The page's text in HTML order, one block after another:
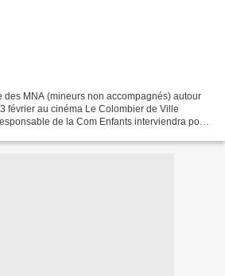
des MNA (mineurs non accompagnés) autour
février au cinéma Le Colombier de Ville
de la Com Enfants interviendra pour